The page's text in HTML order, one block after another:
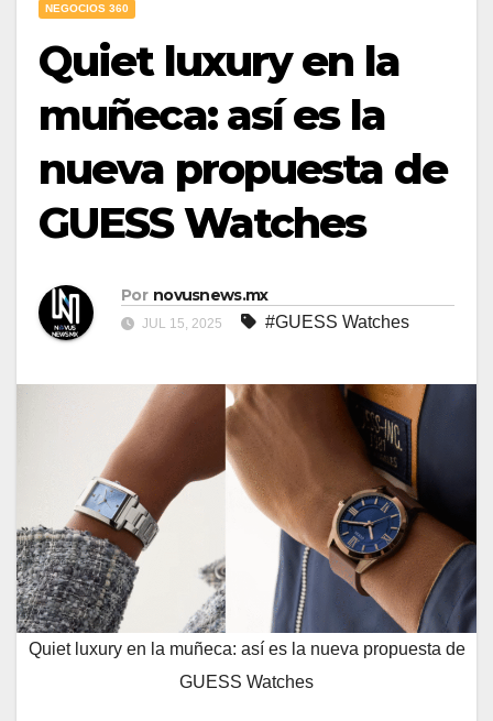
NEGOCIOS 360
Quiet luxury en la
muñeca: así es la
nueva propuesta de
GUESS Watches
Por novusnews.mx
JUL 15, 2025 #GUESS Watches
Quiet luxury en la muñeca: así es la nueva propuesta de
GUESS Watches